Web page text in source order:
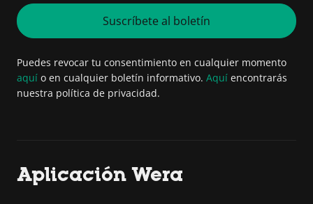
Suscríbete al boletín
Puedes revocar tu consentimiento en cualquier momento
aquí o en cualquier boletín informativo. Aquí encontrarás
nuestra política de privacidad.
Aplicación Wera